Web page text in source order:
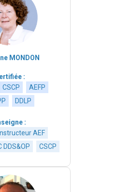
MONDON
:
CSCP
AEFP
DDLP
:
AEF
DDS&OP CSCP